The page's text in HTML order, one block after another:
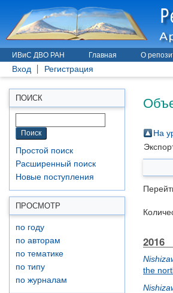
ИВиС ДВО РАН Главная О
Вход Регистрация
ПОИСК
Простой поиск
Расширенный поиск
Новые поступления
ПРОСМОТР
по году
по авторам
по тематике
по типу
по журналам
На
2016
the